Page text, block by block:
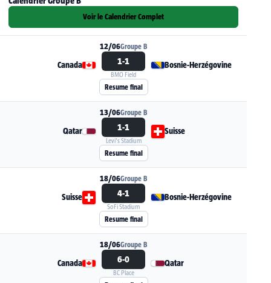
Calendrier Groupe B
Voir le Calendrier Complet
Voir la fiche du match Canada - Bosnie-
12/06Groupe B
Canada 1-1
BMO Field
Bosnie-Herzégovine
Resume final
Voir la fiche du match Qatar - Suisse
13/06Groupe B
Qatar 1-1
Levi's Stadium
Suisse
Resume final
Voir la fiche du match Suisse - Bosnie-
18/06Groupe B
Suisse 4-1
SoFi Stadium
Bosnie-Herzégovine
Resume final
18/06Groupe B
Canada 6-0
BC Place
Qatar